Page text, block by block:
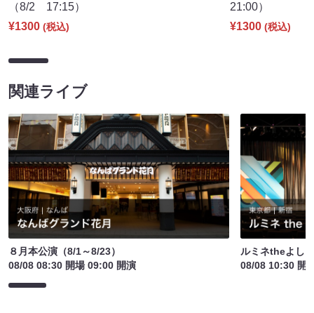
（8/2 17:15）
¥1300 (税込)
21:00）
¥1300 (税込)
関連ライブ
８月本公演（8/1～8/23）
08/08 08:30 開場 09:00 開演
ルミネtheよし
08/08 10:30 開